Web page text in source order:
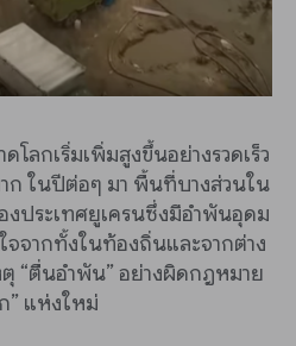
โลกเริ่มเพิ่มสูงขึ้นอย่างรวดเร็ว
ก ในปีต่อๆ มา พื้นที่บางส่วนใน
งประเทศยูเครนซึ่งมีอำพันอุดม
จากทั้งในท้องถิ่นและจากต่าง
“ตื่นอำพัน” อย่างผิดกฎหมาย
” แห่งใหม่